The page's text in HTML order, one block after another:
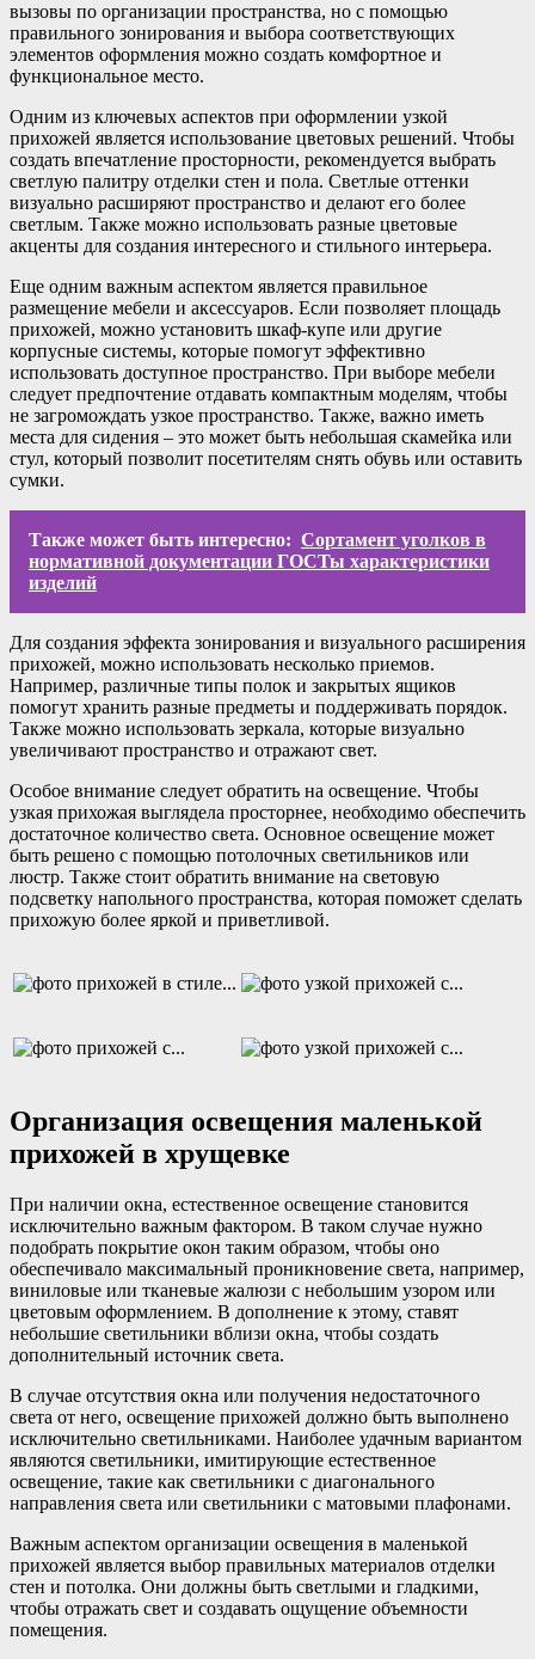
вызовы по организации пространства, но с помощью
правильного зонирования и выбора соответствующих
элементов оформления можно создать комфортное и
функциональное место.
Одним из ключевых аспектов при оформлении узкой
прихожей является использование цветовых решений. Чтобы
создать впечатление просторности, рекомендуется выбрать
светлую палитру отделки стен и пола. Светлые оттенки
визуально расширяют пространство и делают его более
светлым. Также можно использовать разные цветовые
акценты для создания интересного и стильного интерьера.
Еще одним важным аспектом является правильное
размещение мебели и аксессуаров. Если позволяет площадь
прихожей, можно установить шкаф-купе или другие
корпусные системы, которые помогут эффективно
использовать доступное пространство. При выборе мебели
следует предпочтение отдавать компактным моделям, чтобы
не загромождать узкое пространство. Также, важно иметь
места для сидения – это может быть небольшая скамейка или
стул, который позволит посетителям снять обувь или оставить
сумки.
Также может быть интересно: Сортамент уголков в
нормативной документации ГОСТы характеристики
изделий
Для создания эффекта зонирования и визуального расширения
прихожей, можно использовать несколько приемов.
Например, различные типы полок и закрытых ящиков
помогут хранить разные предметы и поддерживать порядок.
Также можно использовать зеркала, которые визуально
увеличивают пространство и отражают свет.
Особое внимание следует обратить на освещение. Чтобы
узкая прихожая выглядела просторнее, необходимо обеспечить
достаточное количество света. Основное освещение может
быть решено с помощью потолочных светильников или
люстр. Также стоит обратить внимание на световую
подсветку напольного пространства, которая поможет сделать
прихожую более яркой и приветливой.
Организация освещения маленькой
прихожей в хрущевке
При наличии окна, естественное освещение становится
исключительно важным фактором. В таком случае нужно
подобрать покрытие окон таким образом, чтобы оно
обеспечивало максимальный проникновение света, например,
виниловые или тканевые жалюзи с небольшим узором или
цветовым оформлением. В дополнение к этому, ставят
небольшие светильники вблизи окна, чтобы создать
дополнительный источник света.
В случае отсутствия окна или получения недостаточного
света от него, освещение прихожей должно быть выполнено
исключительно светильниками. Наиболее удачным вариантом
являются светильники, имитирующие естественное
освещение, такие как светильники с диагонального
направления света или светильники с матовыми плафонами.
Важным аспектом организации освещения в маленькой
прихожей является выбор правильных материалов отделки
стен и потолка. Они должны быть светлыми и гладкими,
чтобы отражать свет и создавать ощущение объемности
помещения.